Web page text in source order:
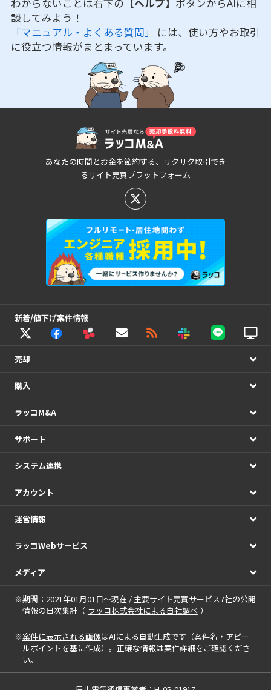
談してみよう！
「マニュアル・よくある質問」 には、使い方やお取引
に役立つ情報がまとまっています。
あなたの時間とお金を節約する、サクサク取引でき
るサイト売買プラットフォーム
新着/値下げ案件情報
売却
購入
ラッコM&A
サポート
システム連携
アカウント
運営情報
ラッコWebサービス
メディア
※期間：2021年01月01日～現在 / 主要サイト売買サービス7社の公開
情報の日次集計（ ラッコ株式会社による自社調べ ）
※案件に表示される画像はAIによる自動生成です（案件名・アピー
ルポイントを基に作成）。正確な情報は案件詳細をご確認くださ
い。